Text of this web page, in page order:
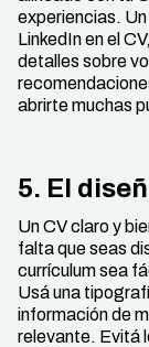
experiencias.
LinkedIn en el
detalles sobre
abrirte muchas
5. El
Un CV claro y
falta que seas
currículum sea
Usá una
información de
relevante. Evitá